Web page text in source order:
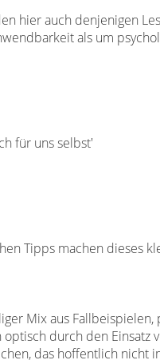
hier auch denjenigen
als um
für uns selbst'
Tipps machen dieses
Mix aus
durch den Einsatz
das hoffentlich nicht